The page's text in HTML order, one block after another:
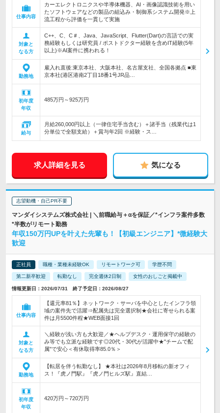
仕事内容
カーエレクトロニクスや半導体機器、AI・画像認識技術を用い
たソフトウェアなどの製品の組込み・制御系システム開発※上
流工程から評価を一貫して実施
対象と
なる方
C++、C、C＃、Java、JavaScript、Flutter(Dart)の言語での実
務経験もしくは研究員 / ポストドクター経験を含めIT経験(5年
以上)※AI案件に携われる！
勤務地
雇入れ直後:東京本社、大阪本社、名古屋支社、全国各拠点 ■東
京本社(港区港南2丁目18番1号JR品…
初年度
年収
485万円～925万円
給与
月給260,000円以上（一律住宅手当含む）＋諸手当（残業代は1
分単位で全額支給）＋賞与年2回 ※経験・ス…
求人詳細を見る 気になる
志望動機・自己PR不要
マンダイシステムズ株式会社 | ＼前職給与＋αを保証／*インフラ案件多数
*半数がリモート勤務
年収150万円UPを叶えた先輩も！【初級エンジニア】*微経験大
歓迎
正社員 職種・業種未経験OK リモートワーク可 学歴不問
第二新卒歓迎 転勤なし 完全週休2日制 女性のおしごと掲載中
情報更新日：2026/07/31 終了予定日：2026/08/27
仕事内容
【還元率81％】ネットワーク・サーバを中心としたインフラ領
域の案件先で活躍⇒配属先は完全選択制★会社に寄せられる案
件は月5500件程★WEB面接1回
対象と
なる方
＼経験が浅い方も大歓迎／★ヘルプデスク・運用保守の経験の
み等でも立派な経験です◎20代・30代が活躍中★"チームで配
属"で安心＜有休取得率85.0％＞
勤務地
【転居を伴う転勤なし】 ★本社は2026年8月移転の新オフィ
ス！『虎ノ門駅』『虎ノ門ヒルズ駅』直結…
初年度
年収
420万円～720万円